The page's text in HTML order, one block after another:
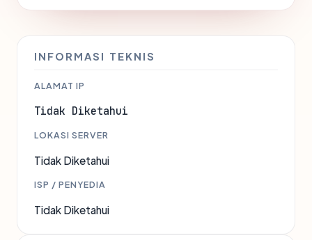
INFORMASI TEKNIS
ALAMAT IP
Tidak Diketahui
LOKASI SERVER
Tidak Diketahui
ISP / PENYEDIA
Tidak Diketahui